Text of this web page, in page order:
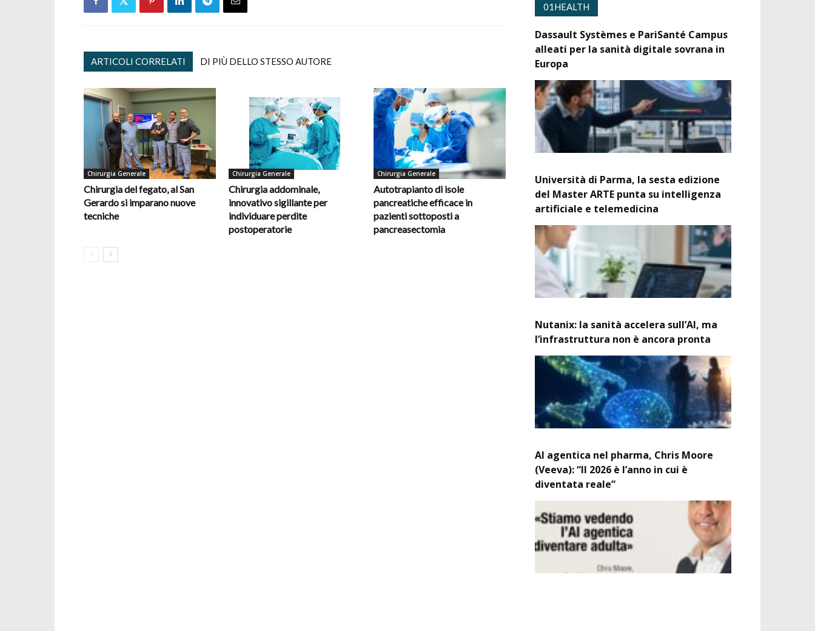
ARTICOLI CORRELATI DI PIÙ DELLO STESSO AUTORE
Chirurgia Generale
Chirurgia del fegato, al San
Gerardo si imparano nuove
tecniche
Chirurgia Generale
Chirurgia addominale,
innovativo sigillante per
individuare perdite
postoperatorie
Chirurgia Generale
Autotrapianto di isole
pancreatiche efficace in
pazienti sottoposti a
pancreasectomia
01HEALTH
Dassault Systèmes e PariSanté Campus
alleati per la sanità digitale sovrana in
Europa
Università di Parma, la sesta edizione
del Master ARTE punta su intelligenza
artificiale e telemedicina
Nutanix: la sanità accelera sull’AI, ma
l’infrastruttura non è ancora pronta
AI agentica nel pharma, Chris Moore
(Veeva): “Il 2026 è l’anno in cui è
diventata reale”